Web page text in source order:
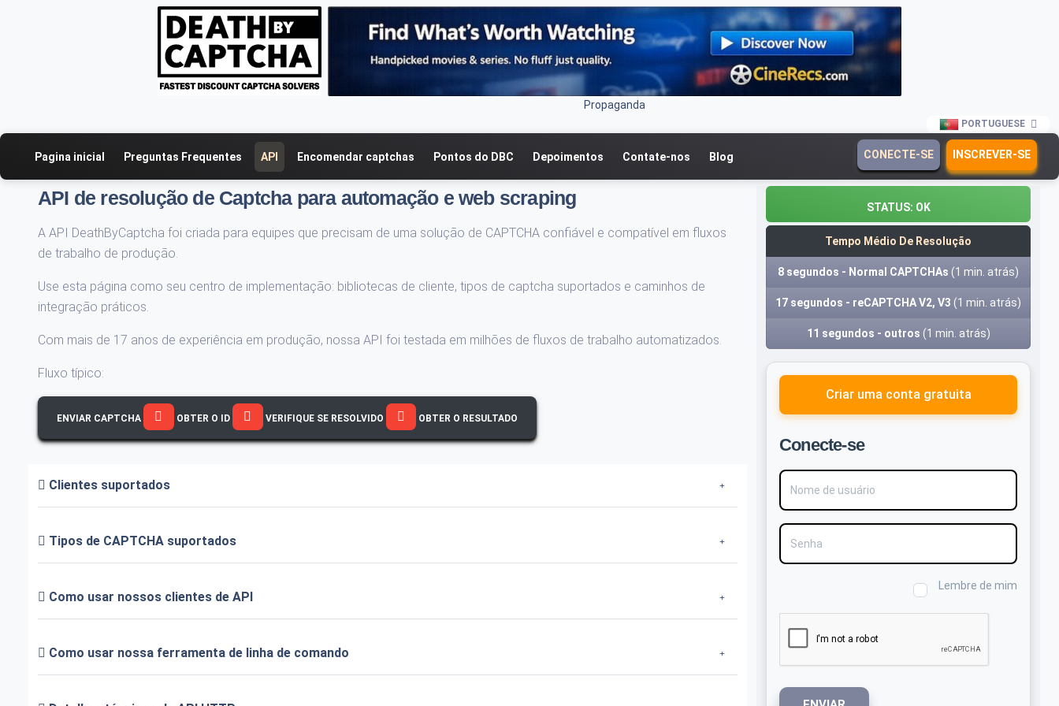
Propaganda
PORTUGUESE
Pagina inicial Preguntas Frequentes API Encomendar captchas Pontos do DBC Depoimentos Contate-nos Blog CONECTE-SE INSCREVER-SE
API de resolução de Captcha para automação e web scraping
A API DeathByCaptcha foi criada para equipes que precisam de uma solução de CAPTCHA confiável e compatível em fluxos
de trabalho de produção.
Use esta página como seu centro de implementação: bibliotecas de cliente, tipos de captcha suportados e caminhos de
integração práticos.
Com mais de 17 anos de experiência em produção, nossa API foi testada em milhões de fluxos de trabalho automatizados.
Fluxo típico:
ENVIAR CAPTCHA OBTER O ID VERIFIQUE SE RESOLVIDO OBTER O RESULTADO
Clientes suportados
Tipos de CAPTCHA suportados
Como usar nossos clientes de API
Como usar nossa ferramenta de linha de comando
STATUS: OK
Tempo Médio De Resolução
8 segundos - Normal CAPTCHAs (1 min. atrás)
17 segundos - reCAPTCHA V2, V3 (1 min. atrás)
11 segundos - outros (1 min. atrás)
Criar uma conta gratuita
Conecte-se
Nome de usuário
Senha
Lembre de mim